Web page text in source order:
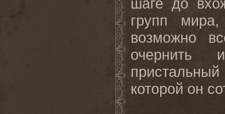
групп
возможно
очернить
пристальный
которой он